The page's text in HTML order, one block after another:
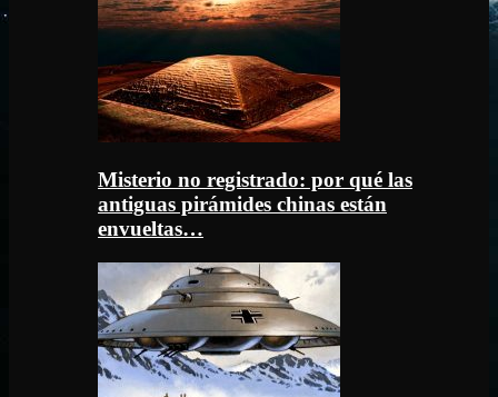
Misterio no registrado: por qué las
antiguas pirámides chinas están
envueltas…